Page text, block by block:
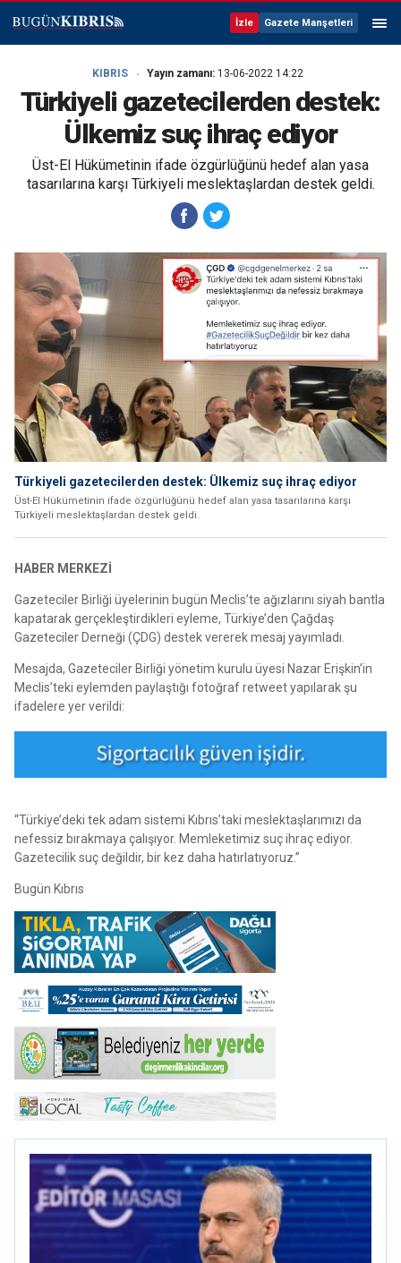
İzle Gazete Manşetleri
KIBRIS Yayın zamanı: 13-06-2022 14:22
Türkiyeli gazetecilerden destek:
Ülkemiz suç ihraç ediyor
Üst-El Hükümetinin ifade özgürlüğünü hedef alan yasa
tasarılarına karşı Türkiyeli meslektaşlardan destek geldi.
Türkiyeli gazetecilerden destek: Ülkemiz suç ihraç ediyor
Üst-El Hükümetinin ifade özgürlüğünü hedef alan yasa tasarılarına karşı
Türkiyeli meslektaşlardan destek geldi.
HABER MERKEZİ
Gazeteciler Birliği üyelerinin bugün Meclis’te ağızlarını siyah bantla
kapatarak gerçekleştirdikleri eyleme, Türkiye’den Çağdaş
Gazeteciler Derneği (ÇDG) destek vererek mesaj yayımladı.
Mesajda, Gazeteciler Birliği yönetim kurulu üyesi Nazar Erişkin’in
Meclis’teki eylemden paylaştığı fotoğraf retweet yapılarak şu
ifadelere yer verildi:
“Türkiye’deki tek adam sistemi Kıbrıs’taki meslektaşlarımızı da
nefessiz bırakmaya çalışıyor. Memleketimiz suç ihraç ediyor.
Gazetecilik suç değildir, bir kez daha hatırlatıyoruz.”
Bugün Kıbrıs